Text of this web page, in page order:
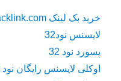
خرید بک لینک behtarinbacklink.com
لایسنس نود32
پسورد نود 32
اوکلی لایسنس رایگان نود 32